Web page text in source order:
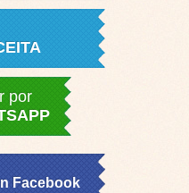
por
Facebook